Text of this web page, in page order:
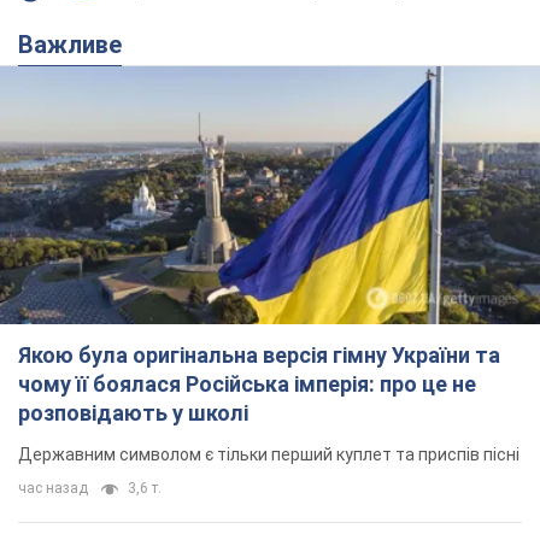
Важливе
Якою була оригінальна версія гімну України та
чому її боялася Російська імперія: про це не
розповідають у школі
Державним символом є тільки перший куплет та приспів пісні
час назад 3,6 т.